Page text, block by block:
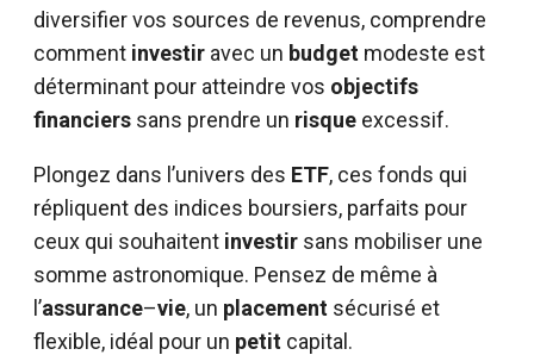
diversifier vos sources de revenus, comprendre
comment investir avec un budget modeste est
déterminant pour atteindre vos objectifs
financiers sans prendre un risque excessif.
Plongez dans l’univers des ETF, ces fonds qui
répliquent des indices boursiers, parfaits pour
ceux qui souhaitent investir sans mobiliser une
somme astronomique. Pensez de même à
l’assurance–vie, un placement sécurisé et
flexible, idéal pour un petit capital.